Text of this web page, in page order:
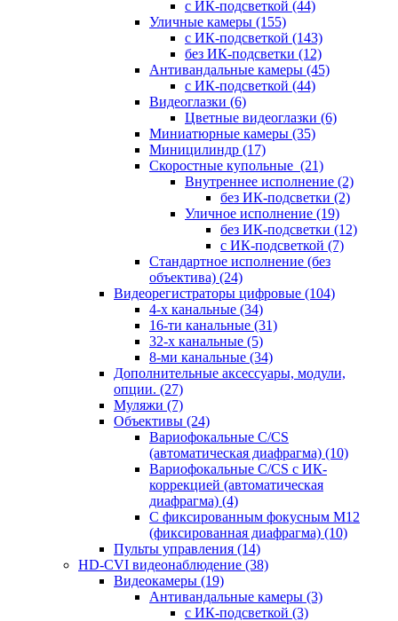
с ИК-подсветкой (44)
Уличные камеры (155)
с ИК-подсветкой (143)
без ИК-подсветки (12)
Антивандальные камеры (45)
с ИК-подсветкой (44)
Видеоглазки (6)
Цветные видеоглазки (6)
Миниатюрные камеры (35)
Миницилиндр (17)
Скоростные купольные (21)
Внутреннее исполнение (2)
без ИК-подсветки (2)
Уличное исполнение (19)
без ИК-подсветки (12)
с ИК-подсветкой (7)
Стандартное исполнение (без
объектива) (24)
Видеорегистраторы цифровые (104)
4-х канальные (34)
16-ти канальные (31)
32-х канальные (5)
8-ми канальные (34)
Дополнительные аксессуары, модули,
опции. (27)
Муляжи (7)
Объективы (24)
Вариофокальные C/CS
(автоматическая диафрагма) (10)
Вариофокальные C/CS с ИК-
коррекцией (автоматическая
диафрагма) (4)
С фиксированным фокусным М12
(фиксированная диафрагма) (10)
Пульты управления (14)
HD-CVI видеонаблюдение (38)
Видеокамеры (19)
Антивандальные камеры (3)
с ИК-подсветкой (3)